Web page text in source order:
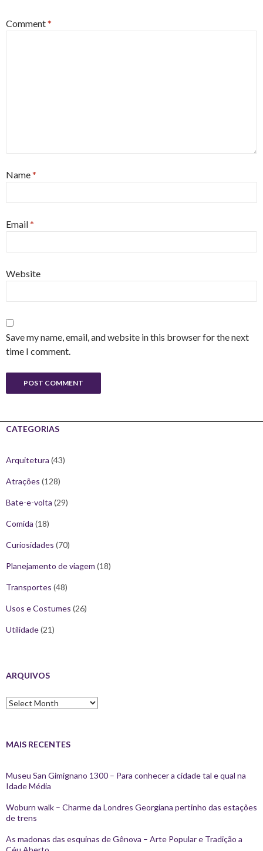
Comment*
Name*
Email*
Website
Save my name, email, and website in this browser for the next
time I comment.
CATEGORIAS
Arquitetura (43)
Atrações (128)
Bate-e-volta (29)
Comida (18)
Curiosidades (70)
Planejamento de viagem (18)
Transportes (48)
Usos e Costumes (26)
Utilidade(21)
ARQUIVOS
Arquivos
MAIS RECENTES
Museu San Gimignano 1300 – Para conhecer a cidade tal e qual na
Idade Média
Woburn walk – Charme da Londres Georgiana pertinho das estações
de trens
As madonas das esquinas de Gênova – Arte Popular e Tradição a